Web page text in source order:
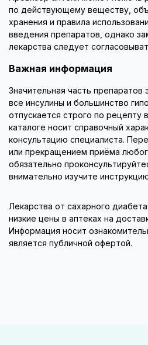
по действующему веществу,
хранения и правила
введения препаратов, однако
лекарства следует
Важная информация
Значительная часть препаратов
все инсулины и большинство
отпускается строго по рецепту
каталоге носит справочный
консультацию специалиста.
или прекращением приёма
обязательно
внимательно изучите
Лекарства от сахарного
низкие цены в аптеках на
Информация носит
является публичной офертой.